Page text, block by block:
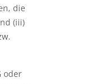
die
(iii)
oder